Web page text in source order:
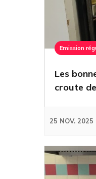
Emission
Les
croute
25 NOV. 2025